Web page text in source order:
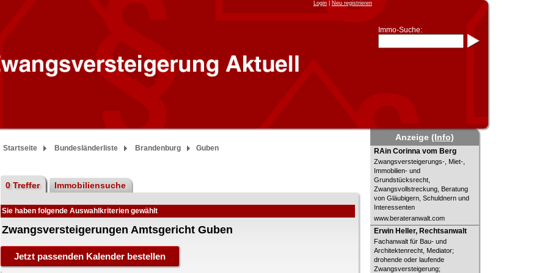
Login| Neu registrieren
Immo-Suche:
Frankfurt/Oder
und6 Frankfurt für Frankfurt am
Main
Immobiliensuche
nach Kreis
nach Amtsgericht
Startseite Bundesländerliste Brandenburg Guben
0 Treffer Immobiliensuche
Sie haben folgende Auswahlkriterien gewählt
Zwangsversteigerungen Amtsgericht Guben
Anzeige(Info)
RAin Corinna vom Berg
RAin Corinna vom Berg
Zwangsversteigerungs-, Miet-,
Immobilien- und
Grundstücksrecht,
Zwangsvollstreckung, Beratung
von Gläubigern, Schuldnern und
Interessenten
www.berateranwalt.com
Erwin Heller, Rechtsanwalt
Erwin Heller, Rechtsanwalt
Fachanwalt für Bau- und
Architektenrecht, Mediator;
drohende oder laufende
Zwangsversteigerung;